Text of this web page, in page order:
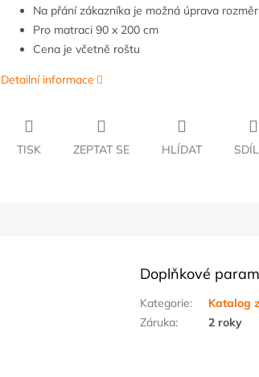
Na přání zákazníka je možná úprava
Pro matraci 90 x 200 cm
Cena je včetně roštu
Detailní informace
TISK ZEPTAT SE HLÍDAT
Doplňkové
Kategorie:
Katalog
Záruka: 2 roky